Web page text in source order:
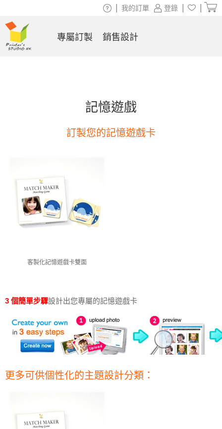
記憶遊戲
訂製您的記憶遊戲卡
客製化記憶遊戲卡雙面
3 個簡單步驟設計出您專屬的記憶遊戲卡
更多可供個性化的主題設計分類：
登錄
我的訂單
專屬訂製 銷售設計